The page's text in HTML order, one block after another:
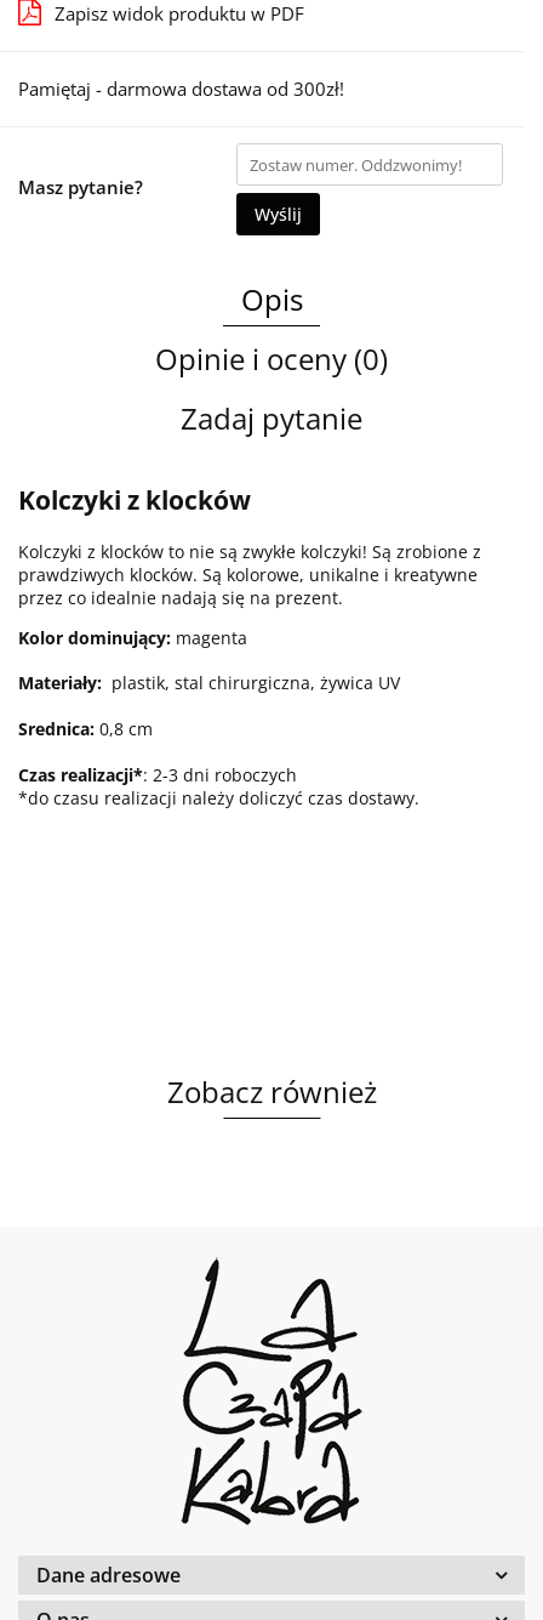
Zapisz widok produktu w PDF
Pamiętaj - darmowa dostawa od 300zł!
Masz pytanie?
Wyślij
Opis
Opinie i oceny (0)
Zadaj pytanie
Kolczyki z klocków
Kolczyki z klocków to nie są zwykłe kolczyki! Są zrobione z
prawdziwych klocków. Są kolorowe, unikalne i kreatywne
przez co idealnie nadają się na prezent.
Kolor dominujący: magenta
Materiały: plastik, stal chirurgiczna, żywica UV
Srednica: 0,8 cm
Czas realizacji*: 2-3 dni roboczych
*do czasu realizacji należy doliczyć czas dostawy.
Zobacz również
Dane adresowe